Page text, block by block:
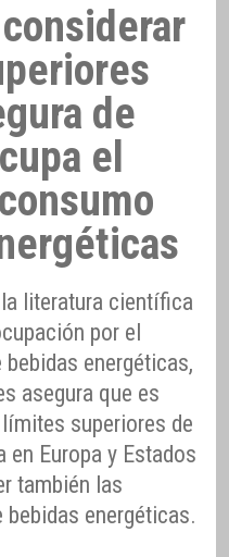
de
el
literatura científica
por el
energéticas,
asegura que es
superiores de
en Europa y Estados
también las
energéticas.